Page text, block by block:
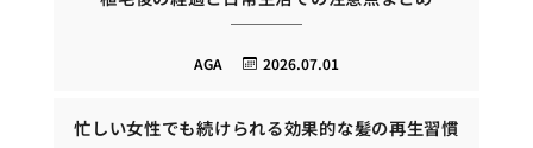
2026.07.01
AGA
忙しい女性でも続けられる効果的な髪の再生習慣